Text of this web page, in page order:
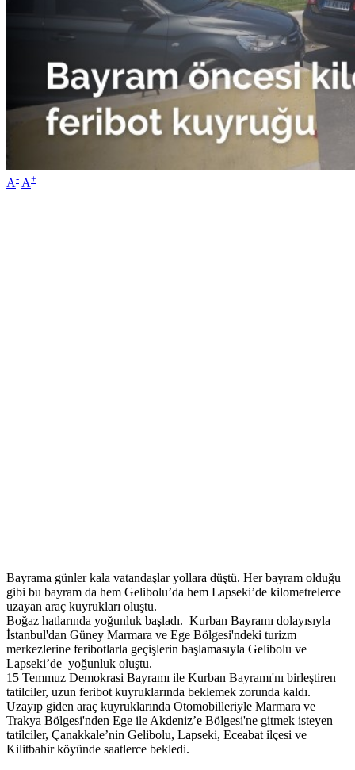
A- A+
Bayrama günler kala vatandaşlar yollara düştü. Her bayram olduğu
gibi bu bayram da hem Gelibolu’da hem Lapseki’de kilometrelerce
uzayan araç kuyrukları oluştu.
Boğaz hatlarında yoğunluk başladı. Kurban Bayramı dolayısıyla
İstanbul'dan Güney Marmara ve Ege Bölgesi'ndeki turizm
merkezlerine feribotlarla geçişlerin başlamasıyla Gelibolu ve
Lapseki’de yoğunluk oluştu.
15 Temmuz Demokrasi Bayramı ile Kurban Bayramı'nı birleştiren
tatilciler, uzun feribot kuyruklarında beklemek zorunda kaldı.
Uzayıp giden araç kuyruklarında Otomobilleriyle Marmara ve
Trakya Bölgesi'nden Ege ile Akdeniz’e Bölgesi'ne gitmek isteyen
tatilciler, Çanakkale’nin Gelibolu, Lapseki, Eceabat ilçesi ve
Kilitbahir köyünde saatlerce bekledi.